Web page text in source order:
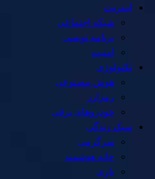
اینترنت
شبکه اجتماعی
برنامه نویسی
امنیت
تکنولوژی
هوش مصنوعی
رمزارز
خودروهای برقی
سبک زندگی
سرگرمی
خانه هوشمند
بازی